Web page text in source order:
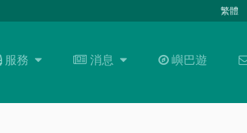
繁體
服務
服務 消息
消息 嶼巴遊